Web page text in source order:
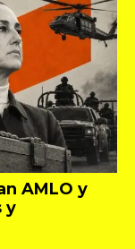
AMLO y
y